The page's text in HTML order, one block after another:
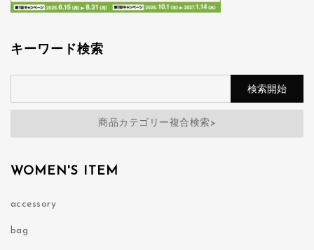
キーワード検索
商品カテゴリー複合検索>
WOMEN'S ITEM
accessory
bag